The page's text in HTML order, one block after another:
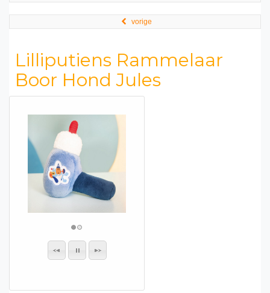
vorige
Lilliputiens Rammelaar
Boor Hond Jules